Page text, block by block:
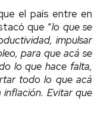
el país entre en
que “lo que se
impulsar
para que acá se
lo que hace falta,
todo lo que acá
Evitar que